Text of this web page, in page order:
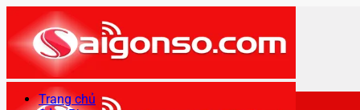
qua
nội
dung
Trang chủ